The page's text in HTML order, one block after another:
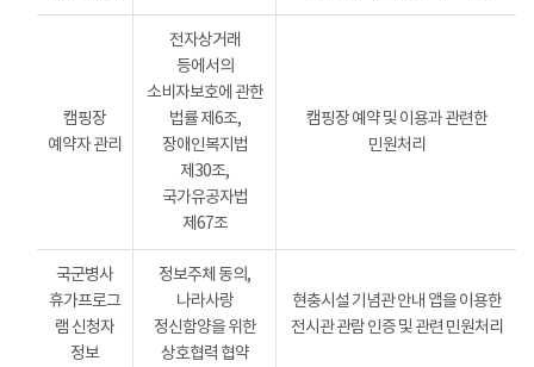
캠핑장
예약자 관리
전자상거래
등에서의
소비자보호에 관한
법률 제6조,
장애인복지법
제30조,
국가유공자법
제67조
캠핑장 예약 및 이용과 관련한
민원처리
국군병사
휴가프로그
램 신청자
정보
정보주체 동의,
나라사랑
정신함양을 위한
상호협력 협약
현충시설 기념관 안내 앱을 이용한
전시관 관람 인증 및 관련 민원처리